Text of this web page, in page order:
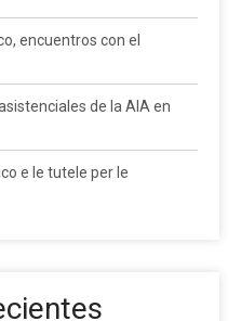
encuentros con el
de la AIA en
e le tutele per le